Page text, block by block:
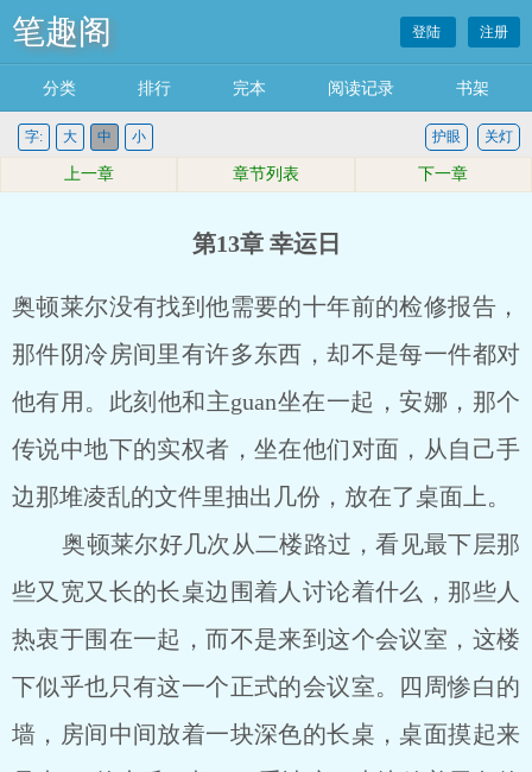
笔趣阁 登陆 注册
分类 排行 完本 阅读记录 书架
字: 大 中 小 关灯
护眼
上一章 章节列表 下一章
第13章 幸运日
奥顿莱尔没有找到他需要的十年前的检修报告，
那件阴冷房间里有许多东西，却不是每一件都对
他有用。此刻他和主guan坐在一起，安娜，那个
传说中地下的实权者，坐在他们对面，从自己手
边那堆凌乱的文件里抽出几份，放在了桌面上。
奥顿莱尔好几次从二楼路过，看见最下层那
些又宽又长的长桌边围着人讨论着什么，那些人
热衷于围在一起，而不是来到这个会议室，这楼
下似乎也只有这一个正式的会议室。四周惨白的
墙，房间中间放着一块深色的长桌，桌面摸起来